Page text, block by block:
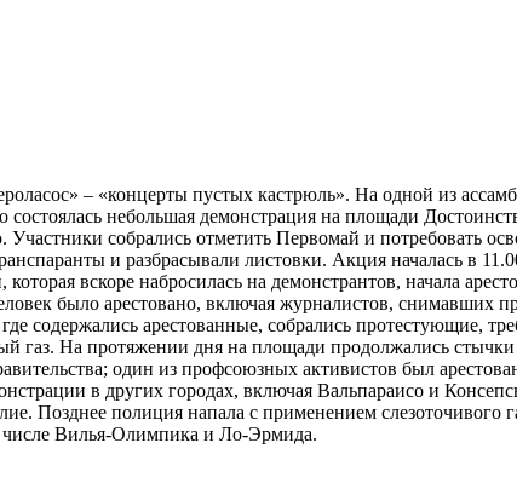
– «концерты пустых кастрюль». На одной из
небольшая демонстрация на площади
Участники собрались отметить Первомай и потребовать
и разбрасывали листовки. Акция началась в
вскоре набросилась на демонстрантов, начала
было арестовано, включая журналистов, снимавших
содержались арестованные, собрались протестующие,
газ. На протяжении дня на площади продолжались
один из профсоюзных активистов был
в других городах, включая Вальпараисо и
Позднее полиция напала с применением слезоточивого
числе Вилья-Олимпика и Ло-Эрмида.